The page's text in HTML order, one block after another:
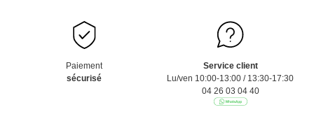
Paiement
sécurisé
Service client
Lu/ven 10:00-13:00 / 13:30-17:30
04 26 03 04 40